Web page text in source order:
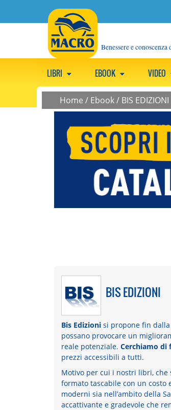
Benessere e conoscenza
LIBRI EBOOK VIDEO
Home / Ebook/ BIS EDIZIONI
BIS EDIZIONI
Bis Edizionisi propone fin dalla
possano provocare un
reale potenziale. Cerchiamo di
prezzi accessibili a tutti.
Motivo per cui i nostri libri,
formato tascabile con un costo
moderni sia nell’ambito della
accattivante e gradevole che